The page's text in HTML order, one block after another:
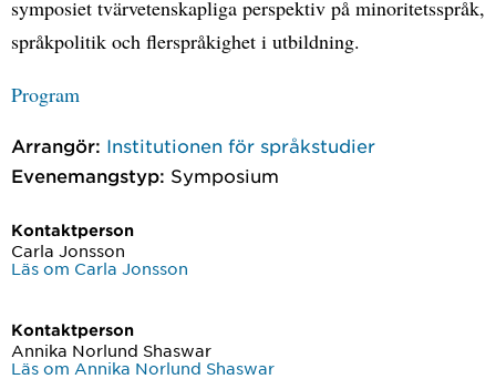
symposiet tvärvetenskapliga perspektiv på minoritetsspråk,
språkpolitik och flerspråkighet i utbildning.
Program
Arrangör: Institutionen för språkstudier
Evenemangstyp: Symposium
Kontaktperson
Carla Jonsson
Läs om Carla Jonsson
Kontaktperson
Annika Norlund Shaswar
Läs om Annika Norlund Shaswar